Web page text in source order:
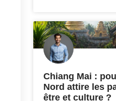
Chiang Mai :
Nord attire les
être et culture ?